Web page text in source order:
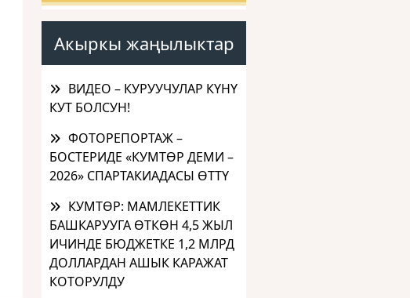
Акыркы жаңылыктар
ВИДЕО – КУРУУЧУЛАР КҮНҮ
КУТ БОЛСУН!
ФОТОРЕПОРТАЖ –
БОСТЕРИДЕ «КУМТӨР ДЕМИ –
2026» СПАРТАКИАДАСЫ ӨТТҮ
КУМТӨР: МАМЛЕКЕТТИК
БАШКАРУУГА ӨТКӨН 4,5 ЖЫЛ
ИЧИНДЕ БЮДЖЕТКЕ 1,2 МЛРД
ДОЛЛАРДАН АШЫК КАРАЖАТ
КОТОРУЛДУ